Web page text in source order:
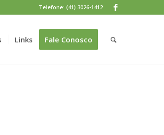
Telefone: (41) 3026-1412
Links Fale Conosco